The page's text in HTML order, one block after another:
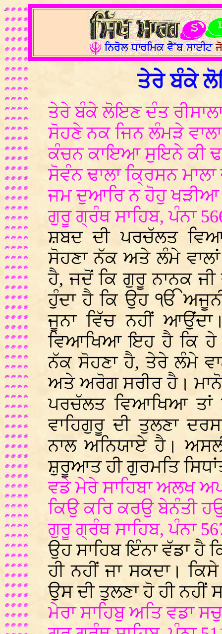
.
ਤੇਰੇ ਬੰਕੇ
ਤੇਰੇ ਬੰਕੇ ਲੋਇਣ ਦੰਤ
ਸੋਹਣੇ ਨਕ ਜਿਨ ਲੰਮੜੇ
ਕੰਚਨ ਕਾਇਆ ਸੁਇਨੇ ਕੀ
ਸੋਵੰਨ ਢਾਲਾ ਕ੍ਰਿਸਨ
ਜਮ ਦੁਆਰਿ ਨ ਹੋਹੁ ਖੜੀਆ
ਗੁਰੂ ਗ੍ਰੰਥ ਸਾਹਿਬ, ਪੰਨਾ
ਸ਼ਬਦ ਦੀ ਪਰਚੱਲਤ
ਸੋਹਣਾ ਨੱਕ ਅਤੇ ਲੰਮੇ
ਹੈ, ਜਦੋਂ ਕਿ ਗੁਰੂ ਨਾਨਕ
ਹੁੰਦਾ ਹੈ ਕਿ ਉਹ ੴ
ਜੂਨਾ ਵਿੱਚ ਨਹੀਂ
ਵਿਆਖਿਆ ਇਹ ਹੈ ਕਿ ਹੇ
ਨੱਕ ਸੋਹਣਾ ਹੈ, ਤੇਰੇ ਲੰਮੇ
ਅਤੇ ਅਰੋਗ ਸਰੀਰ ਹੈ।
ਪਰਚੱਲਤ ਵਿਆਖਿਆ ਤਾਂ
ਵਾਹਿਗੁਰੂ ਦੀ ਤੁਲਣਾ
ਨਾਲ ਅਨਿਯਾਏ ਹੈ।
ਸ਼ੁਰੂਆਤ ਹੀ ਗੁਰਮਤਿ
ਵਡੇ ਮੇਰੇ ਸਾਹਿਬਾ ਅਲਖ
ਕਿਉ ਕਰਿ ਕਰਉ ਬੇਨੰਤੀ
ਗੁਰੂ ਗ੍ਰੰਥ ਸਾਹਿਬ, ਪੰਨਾ
ਉਹ ਸਾਹਿਬ ਇੰਨਾ ਵੱਡਾ ਹੈ
ਹੀ ਨਹੀਂ ਜਾ ਸਕਦਾ।
ਉਸ ਦੀ ਤੁਲਣਾ ਹੋ ਹੀ ਨਹੀਂ
ਮੇਰਾ ਸਾਹਿਬੁ ਅਤਿ ਵਡਾ